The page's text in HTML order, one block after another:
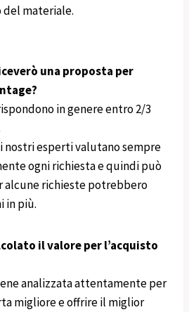
del materiale.
una proposta per
in genere entro 2/3
nostri esperti valutano sempre
ogni richiesta e quindi può
alcune richieste potrebbero
in più.
il valore per l’acquisto
analizzata attentamente per
migliore e offrire il miglior